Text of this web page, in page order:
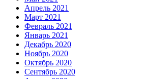
Апрель 2021
Март 2021
Февраль 2021
Январь 2021
Декабрь 2020
Ноябрь 2020
Октябрь 2020
Сентябрь 2020